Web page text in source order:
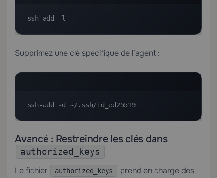
ssh-add -l
Supprimez une clé spécifique de l’agent :
ssh-add -d ~/.ssh/id_ed25519
Avancé : Restreindre les clés dans
authorized_keys
Le fichier
authorized_keys
prend en charge des